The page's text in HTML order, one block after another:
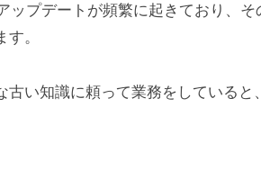
ップデートが頻繁に起きており、
。
古い知識に頼って業務をしていると